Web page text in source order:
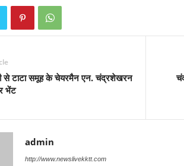
से टाटा समूह के चेयरमैन एन. चंद्रशेखरन
भेंट
admin
http://www.newslivekktt.com